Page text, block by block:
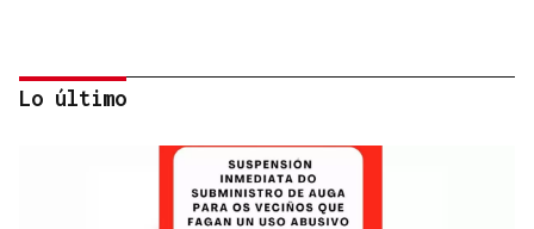
Lo último